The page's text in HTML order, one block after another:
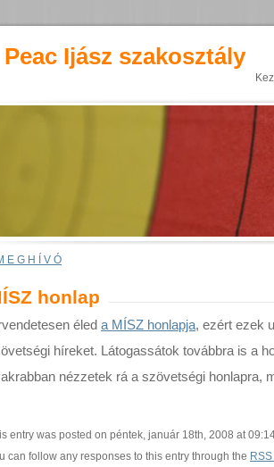
Peac Ijász szakosztály
E G H Í V Ó
honlap
éled a MÍSZ honlapja, ezért ezek
híreket. Látogassátok továbbra is a
nézzetek rá a szövetségi honlapra,
entry was posted on péntek, január 18th, 2008 at
can follow any responses to this entry through the